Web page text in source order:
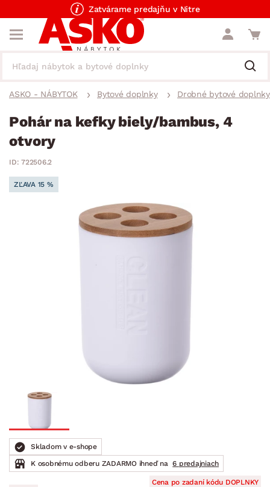
Zatvárame predajňu v Nitre
ASKO - NÁBYTOK Bytové doplnky Drobné bytové doplnky
Pohár na kefky biely/bambus, 4
otvory
ID: 722506.2
ZĽAVA 15 %
Skladom v e-shope
K osobnému odberu ZADARMO ihneď na 6 predajniach
Cena po zadaní kódu DOPLNKY